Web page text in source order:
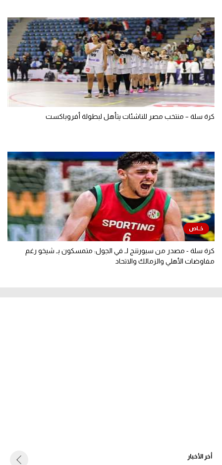
كرة سلة – منتخب مصر للناشئات يتأهل لبطولة أفروباكست
كرة سلة - مصدر من سبورتنج لـ في الجول: متمسكون بـ شيخو رغم
مفاوضات الأهلي والزمالك والاتحاد
أخر الأخبار